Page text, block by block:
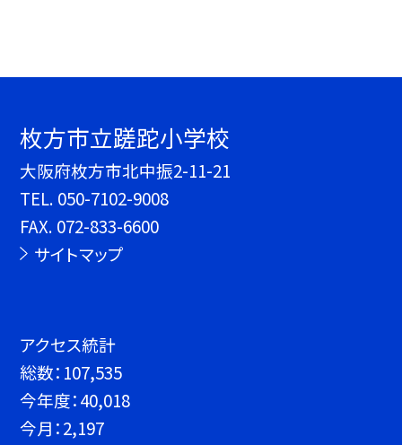
枚方市立蹉跎小学校
大阪府枚方市北中振2-11-21
TEL. 050-7102-9008
FAX. 072-833-6600
サイトマップ
アクセス統計
総数： 107,535
今年度：40,018
今月：2,197